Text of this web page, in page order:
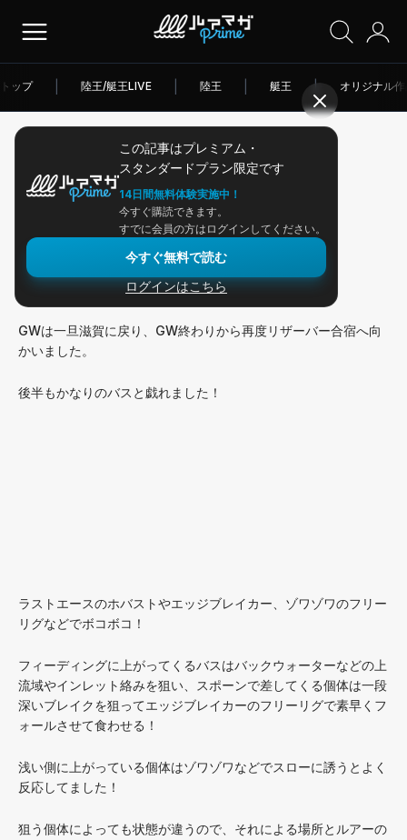
トップ 陸王/艇王LIVE 陸王 艇王 | オリジナル
この記事はプレミアム・
スタンダードプラン限定です
14日間無料体験実施中！
今すぐ購読できます。
すでに会員の方はログインしてください。
今すぐ無料で読む
ログインはこちら
アングラー連載
OKリザーバー合宿後編！
今週のOKレポート！ OKリザーバー合宿の後編です！
GWは一旦滋賀に戻り、GW終わりから再度リザーバー合宿へ向
かいました。
後半もかなりのバスと戯れました！
ラストエースのホバストやエッジブレイカー、ゾワゾワのフリー
リグなどでボコボコ！
フィーディングに上がってくるバスはバックウォーターなどの上
流域やインレット絡みを狙い、スポーンで差してくる個体は一段
深いブレイクを狙ってエッジブレイカーのフリーリグで素早くフ
ォールさせて食わせる！
浅い側に上がっている個体はゾワゾワなどでスローに誘うとよく
反応してました！
狙う個体によっても状態が違うので、それによる場所とルアーの